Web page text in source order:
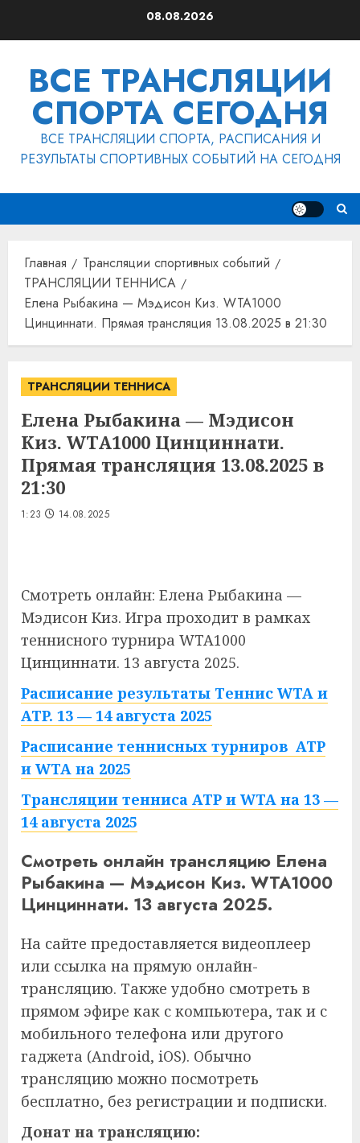
08.08.2026
ВСЕ ТРАНСЛЯЦИИ
СПОРТА СЕГОДНЯ
ВСЕ ТРАНСЛЯЦИИ СПОРТА, РАСПИСАНИЯ И
РЕЗУЛЬТАТЫ СПОРТИВНЫХ СОБЫТИЙ НА СЕГОДНЯ
Главная
Трансляции спортивных событий
ТРАНСЛЯЦИИ ТЕННИСА
Елена Рыбакина — Мэдисон Киз. WTA1000
Цинциннати. Прямая трансляция 13.08.2025 в 21:30
ТРАНСЛЯЦИИ ТЕННИСА
Елена Рыбакина — Мэдисон
Киз. WTA1000 Цинциннати.
Прямая трансляция 13.08.2025 в
21:30
1:23 14.08.2025
Смотреть онлайн: Елена Рыбакина —
Мэдисон Киз. Игра проходит в рамках
теннисного турнира WTA1000
Цинциннати. 13 августа 2025.
Расписание результаты Теннис WTA и
ATP. 13 — 14 августа 2025
Расписание теннисных турниров ATP
и WTA на 2025
Трансляции тенниса ATP и WTA на 13 —
14 августа 2025
Смотреть онлайн трансляцию Елена
Рыбакина — Мэдисон Киз. WTA1000
Цинциннати. 13 августа 2025.
На сайте предоставляется видеоплеер
или ссылка на прямую онлайн-
трансляцию. Также удобно смотреть в
прямом эфире как с компьютера, так и с
мобильного телефона или другого
гаджета (Android, iOS). Обычно
трансляцию можно посмотреть
бесплатно, без регистрации и подписки.
Донат на трансляцию: